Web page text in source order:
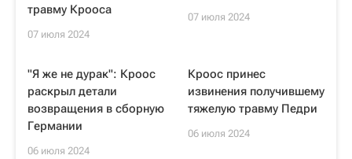
травму Крооса
07 июля 2024
07 июля 2024
"Я же не дурак": Кроос
раскрыл детали
возвращения в сборную
Германии
06 июля 2024
Кроос принес
извинения получившему
тяжелую травму Педри
06 июля 2024